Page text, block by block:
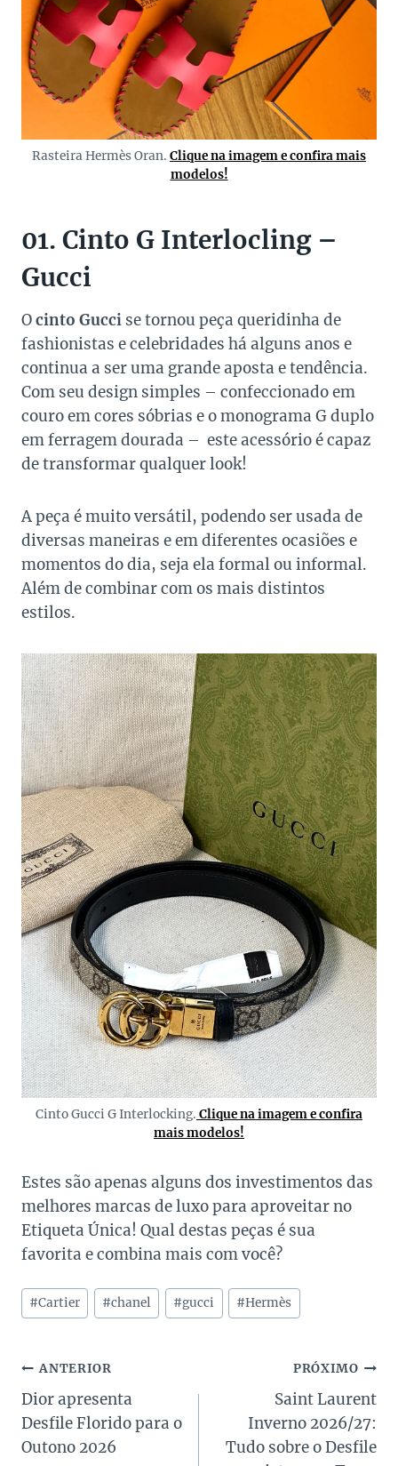
Rasteira Hermès Oran. Clique na imagem e confira mais
modelos!
01. Cinto G Interlocling –
Gucci
Ocinto Gucci se tornou peça queridinha de
fashionistas e celebridades há alguns anos e
continua a ser uma grande aposta e tendência.
Com seu design simples – confeccionado em
couro em cores sóbrias e o monograma G duplo
em ferragem dourada – este acessório é capaz
de transformar qualquer look!
A peça é muito versátil, podendo ser usada de
diversas maneiras e em diferentes ocasiões e
momentos do dia, seja ela formal ou informal.
Além de combinar com os mais distintos
estilos.
Cinto Gucci G Interlocking. Clique na imagem e confira
mais modelos!
Estes são apenas alguns dos investimentos das
melhores marcas de luxo para aproveitar no
Etiqueta Única! Qual destas peças é sua
favorita e combina mais com você?
Tags
do
#Cartier #chanel #gucci #Hermès
Navegação
de
Post
ANTERIOR
Dior apresenta
Desfile Florido para o
Outono 2026
PRÓXIMO
Saint Laurent
Inverno 2026/27:
Tudo sobre o Desfile